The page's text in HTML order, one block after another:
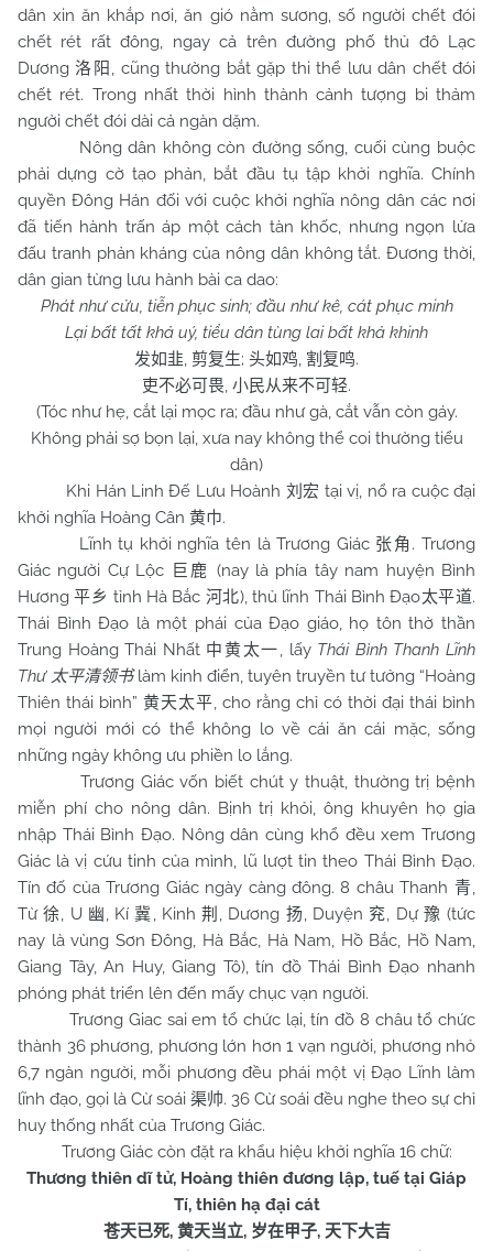
dân xin ăn khắp nơi, ăn gió nằm sương, số người chết đói
chết rét rất đông, ngay cả trên đường phố thủ đô Lạc
Dương洛阳 , cũng thường bắt gặp thi thể lưu dân chết đói
chết rét. Trong nhất thời hình thành cảnh tượng bi thảm
người chết đói dài cả ngàn dặm.
Nông dân không còn đường sống, cuối cùng buộc
phải dựng cờ tạo phản, bắt đầu tụ tập khởi nghĩa. Chính
quyền Đông Hán đối với cuộc khởi nghĩa nông dân các nơi
đã tiến hành trấn áp một cách tàn khốc, nhưng ngọn lửa
đấu tranh phản kháng của nông dân không tắt. Đương thời,
dân gian từng lưu hành bài ca dao:
Phát như cửu, tiễn phục sinh; đầu như kê, cát phục minh
Lại bất tất khả uý, tiểu dân tùng lai bất khả khinh
发如韭, 剪复生; 头如鸡, 割复鸣.
吏不必可畏, 小民从来不可轻.
(Tóc như hẹ, cắt lại mọc ra; đầu như gà, cắt vẫn còn gáy.
Không phải sợ bọn lại, xưa nay không thể coi thường tiểu
dân)
Khi Hán Linh Đế Lưu Hoành 刘宏 tại vị, nổ ra cuộc đại
khởi nghĩa Hoàng Cân 黄巾.
Lĩnh tụ khởi nghĩa tên là Trương Giác 张角 . Trương
Giác người Cự Lộc
巨鹿 (nay là phía tây nam huyện Bình
Hương平乡 tỉnh Hà Bắc 河北), thủ lĩnh Thái Bình Đạo太平道.
Thái Bình Đạo là một phái của Đạo giáo, họ tôn thờ thần
Trung Hoàng Thái Nhất 中黄太一, lấy Thái Bình Thanh Lĩnh
Thư 太平清领书làm kinh điển, tuyên truyền tư tưởng “Hoàng
Thiên thái bình” 黄天太平, cho rằng chỉ có thời đại thái bình
mọi người mới có thể không lo về cái ăn cái mặc, sống
những ngày không ưu phiền lo lắng.
Trương Giác vốn biết chút y thuật, thường trị bệnh
miễn phí cho nông dân. Bịnh trị khỏi, ông khuyên họ gia
nhập Thái Bình Đạo. Nông dân cùng khổ đều xem Trương
Giác là vị cứu tinh của mình, lũ lượt tin theo Thái Bình Đạo.
Tín đố của Trương Giác ngày càng đông. 8 châu Thanh 青,
Từ徐, U 幽 , Kí冀, Kinh 荆 , Dương 扬, Duyện 兖, Dự 豫 (tức
nay là vùng Sơn Đông, Hà Bắc, Hà Nam, Hồ Bắc, Hồ Nam,
Giang Tây, An Huy, Giang Tô), tín đồ Thái Bình Đạo nhanh
phóng phát triển lên đến mấy chục vạn người.
Trương Giac sai em tổ chức lại, tín đồ 8 châu tổ chức
thành 36 phương, phương lớn hơn 1 vạn người, phương nhỏ
6,7 ngàn người, mỗi phương đều phái một vị Đạo Lĩnh làm
lĩnh đạo, gọi là Cừ soái 渠帅. 36 Cừ soái đều nghe theo sự chỉ
huy thống nhất của Trương Giác.
Trương Giác còn đặt ra khẩu hiệu khởi nghĩa 16 chữ:
Thương thiên dĩ tử, Hoàng thiên đương lập, tuế tại Giáp
Tí, thiên hạ đại cát
苍天已死, 黄天当立, 岁在甲子, 天下大吉